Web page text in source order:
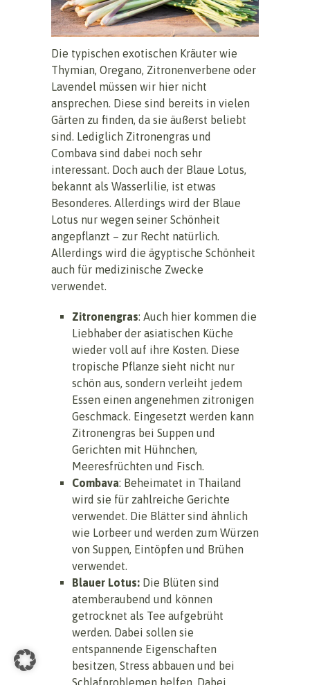
Die typischen exotischen Kräuter wie
Thymian, Oregano, Zitronenverbene oder
Lavendel müssen wir hier nicht
ansprechen. Diese sind bereits in vielen
Gärten zu finden, da sie äußerst beliebt
sind. Lediglich Zitronengras und
Combava sind dabei noch sehr
interessant. Doch auch der Blaue Lotus,
bekannt als Wasserlilie, ist etwas
Besonderes. Allerdings wird der Blaue
Lotus nur wegen seiner Schönheit
angepflanzt – zur Recht natürlich.
Allerdings wird die ägyptische Schönheit
auch für medizinische Zwecke
verwendet.
Zitronengras: Auch hier kommen die
Liebhaber der asiatischen Küche
wieder voll auf ihre Kosten. Diese
tropische Pflanze sieht nicht nur
schön aus, sondern verleiht jedem
Essen einen angenehmen zitronigen
Geschmack. Eingesetzt werden kann
Zitronengras bei Suppen und
Gerichten mit Hühnchen,
Meeresfrüchten und Fisch.
Combava: Beheimatet in Thailand
wird sie für zahlreiche Gerichte
verwendet. Die Blätter sind ähnlich
wie Lorbeer und werden zum Würzen
von Suppen, Eintöpfen und Brühen
verwendet.
Blauer Lotus: Die Blüten sind
atemberaubend und können
getrocknet als Tee aufgebrüht
werden. Dabei sollen sie
entspannende Eigenschaften
besitzen, Stress abbauen und bei
Schlafproblemen helfen. Dabei